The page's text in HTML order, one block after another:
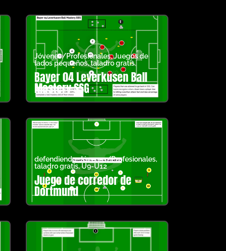
Jóvenes/Profesionales,Juegos de
lados pequeños,taladro gratis
Bayer 04 Leverkusen Ball
Mastery SSG
defendiendo,Jóvenes/Profesionales,
taladro gratis,U9-U12
Juego de corredor de
Dortmund